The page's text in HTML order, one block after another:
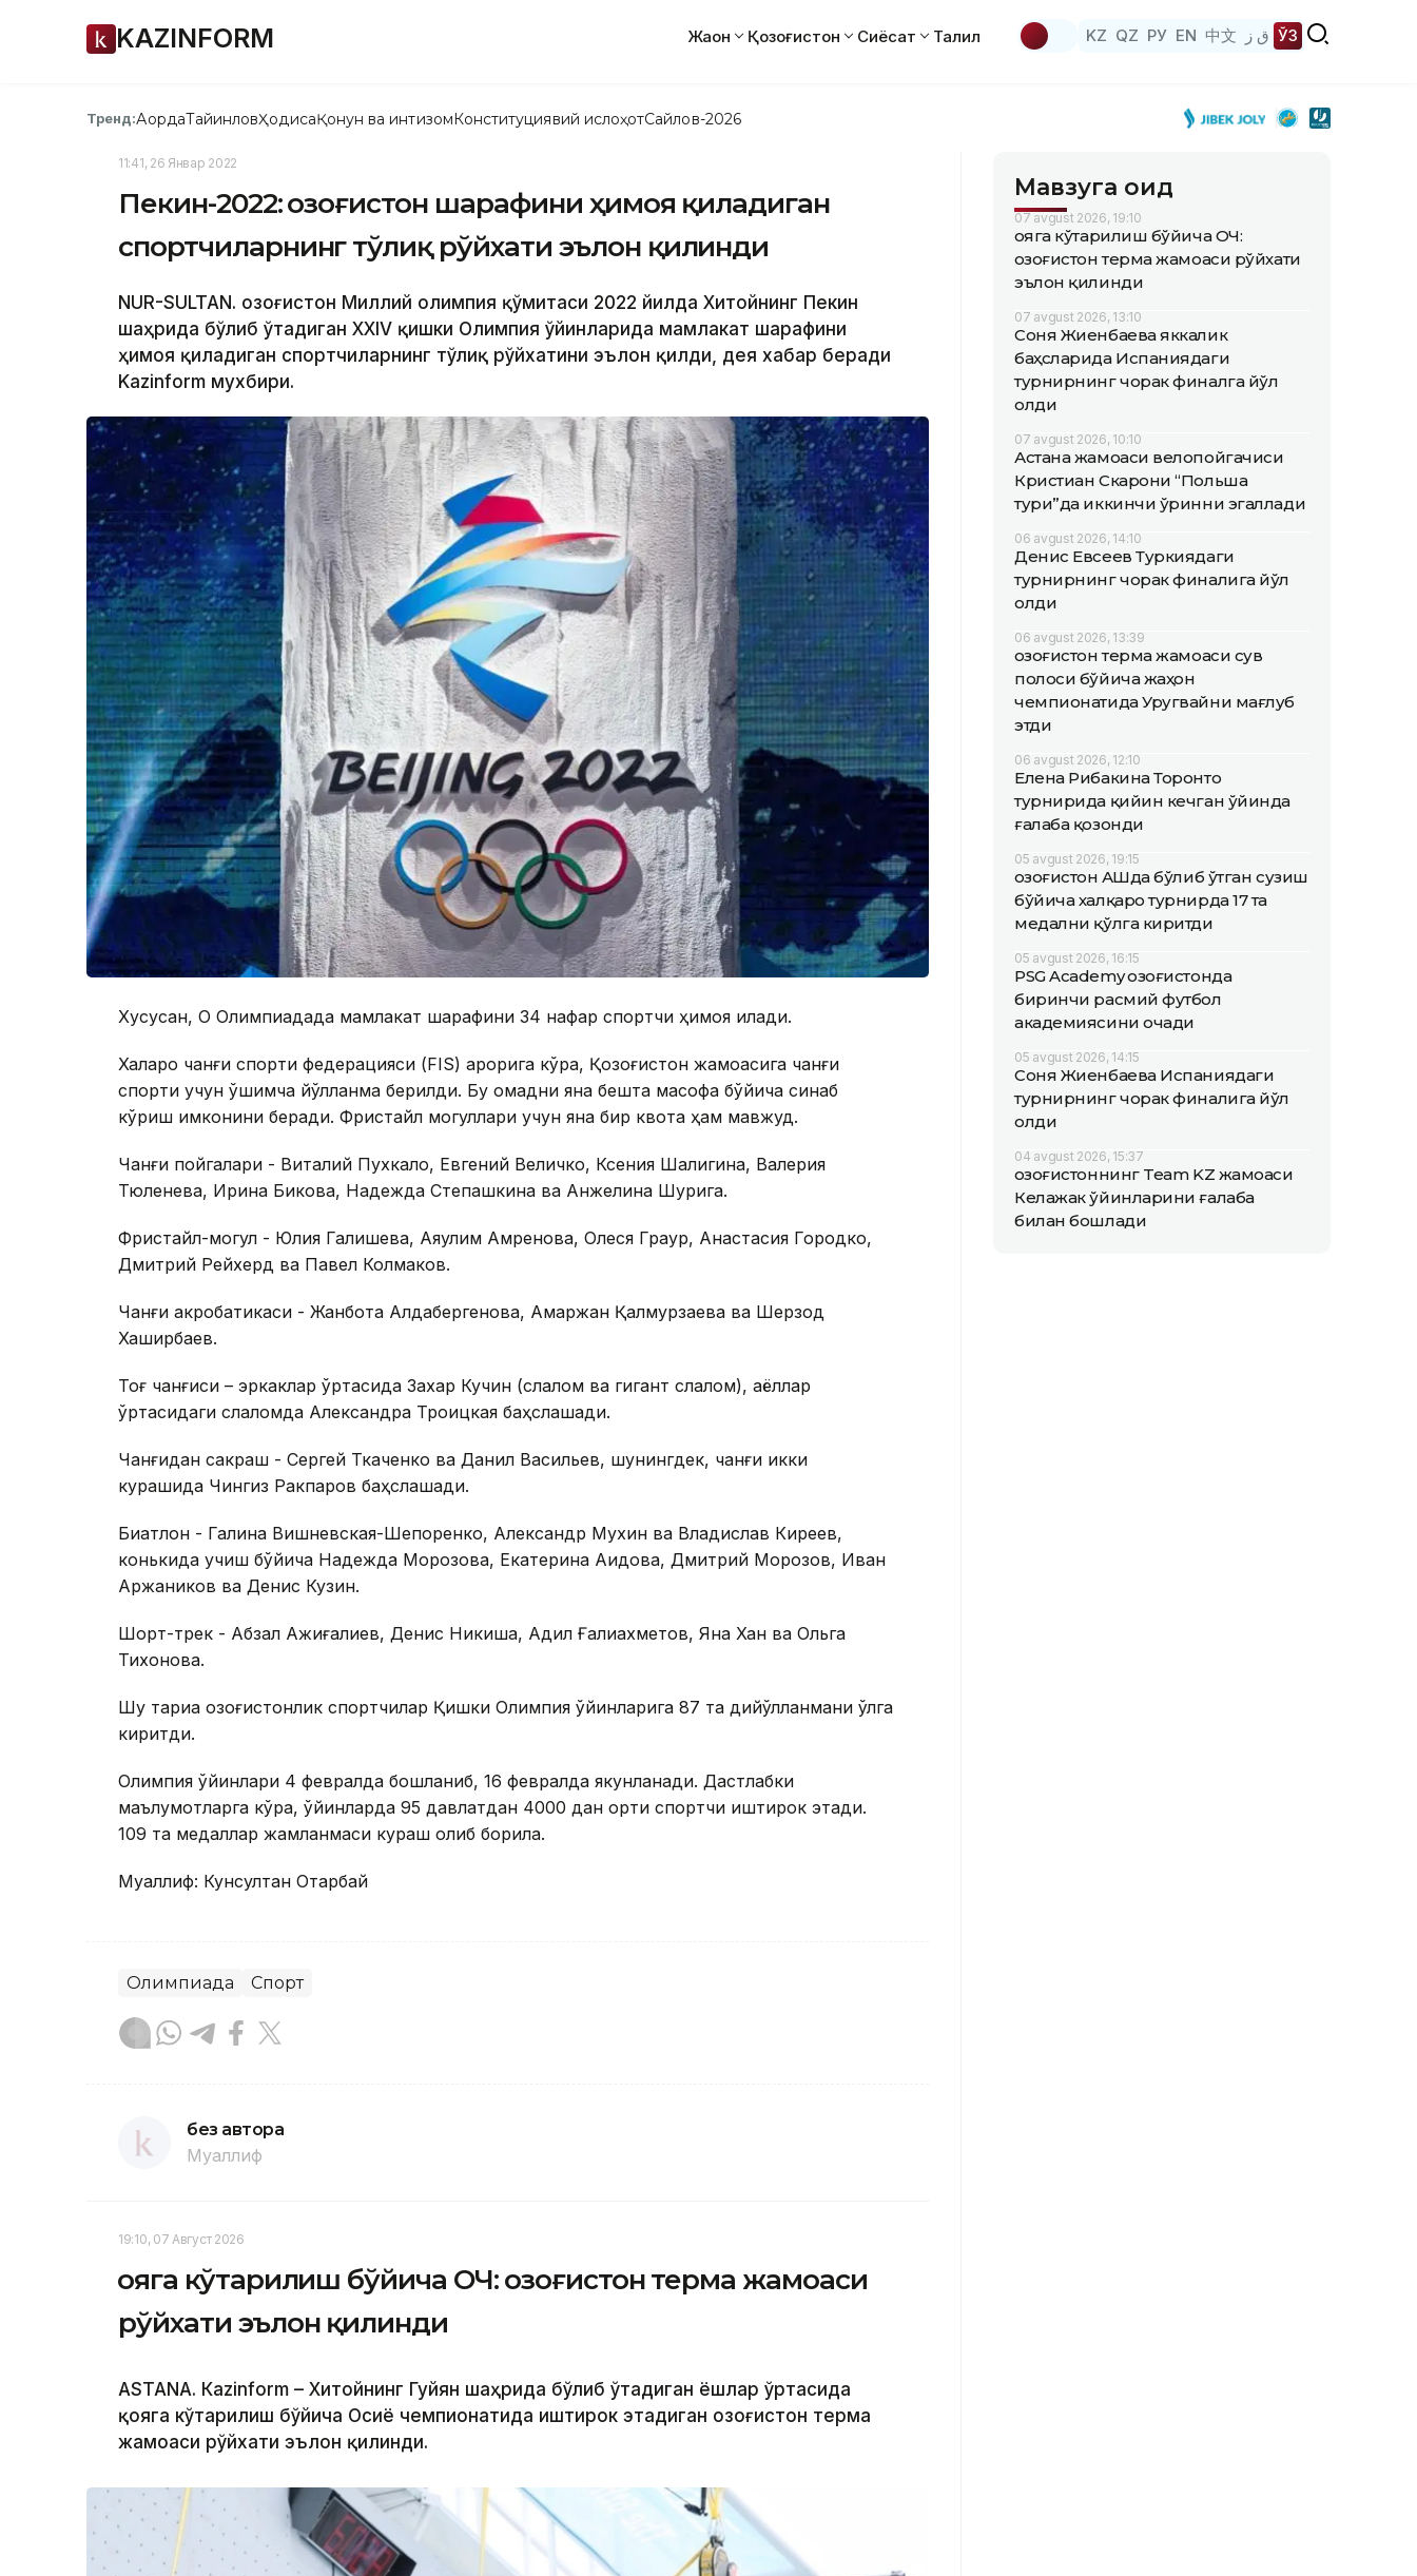
KAZINFORM Жаҳон Қозоғистон Сиёсат Таҳлил KZ QZ РУ EN 中文 ق ز ЎЗ
Тренд:АқордаТайинловҲодисаҚонун ва интизомКонституциявий ислоҳотСайлов-2026
11:41, 26 Январ 2022
Пекин-2022: Қозоғистон шарафини ҳимоя қиладиган
спортчиларнинг тўлиқ рўйхати эълон қилинди
NUR-SULTAN. Қозоғистон Миллий олимпия қўмитаси 2022 йилда Хитойнинг Пекин
шаҳрида бўлиб ўтадиган ХХIV қишки Олимпия ўйинларида мамлакат шарафини
ҳимоя қиладиган спортчиларнинг тўлиқ рўйхатини эълон қилди, дея хабар беради
Kazinform мухбири.
Хусусан, Оқ Олимпиадада мамлакат шарафини 34 нафар спортчи ҳимоя қилади.
Халқаро чанғи спорти федерацияси (FIS) қарорига кўра, Қозоғистон жамоасига чанғи
спорти учун қўшимча йўлланма берилди. Бу омадни яна бешта масофа бўйича синаб
кўриш имконини беради. Фристайл могуллари учун яна бир квота ҳам мавжуд.
Чанғи пойгалари - Виталий Пухкало, Евгений Величко, Ксения Шалигина, Валерия
Тюленева, Ирина Бикова, Надежда Степашкина ва Анжелина Шурига.
Фристайл-могул - Юлия Галишева, Аяулим Амренова, Олеся Граур, Анастасия Городко,
Дмитрий Рейхерд ва Павел Колмаков.
Чанғи акробатикаси - Жанбота Алдабергенова, Ақмаржан Қалмурзаева ва Шерзод
Хаширбаев.
Тоғ чанғиси – эркаклар ўртасида Захар Кучин (слалом ва гигант слалом), аёллар
ўртасидаги слаломда Александра Троицкая баҳслашади.
Чанғидан сакраш - Сергей Ткаченко ва Данил Васильев, шунингдек, чанғи икки
курашида Чингиз Ракпаров баҳслашади.
Биатлон - Галина Вишневская-Шепоренко, Александр Мухин ва Владислав Киреев,
конькида учиш бўйича Надежда Морозова, Екатерина Аидова, Дмитрий Морозов, Иван
Аржаников ва Денис Кузин.
Шорт-трек - Абзал Ажиғалиев, Денис Никиша, Адил Ғалиахметов, Яна Хан ва Ольга
Тихонова.
Шу тариқа қозоғистонлик спортчилар Қишки Олимпия ўйинларига 87 та дийўлланмани қўлга
киритди.
Олимпия ўйинлари 4 февралда бошланиб, 16 февралда якунланади. Дастлабки
маълумотларга кўра, ўйинларда 95 давлатдан 4000 дан ортиқ спортчи иштирок этади.
109 та медаллар жамланмаси кураш олиб борила.
Муаллиф: Кунсултан Отарбай
Олимпиада Спорт
без автора
Муаллиф
19:10, 07 Август 2026
Қояга кўтарилиш бўйича ОЧ: Қозоғистон терма жамоаси
рўйхати эълон қилинди
ASTANА. Кazinform – Хитойнинг Гуйян шаҳрида бўлиб ўтадиган ёшлар ўртасида
қояга кўтарилиш бўйича Осиё чемпионатида иштирок этадиган Қозоғистон терма
жамоаси рўйхати эълон қилинди.
Мавзуга оид
07 avgust 2026, 19:10
Қояга кўтарилиш бўйича ОЧ:
Қозоғистон терма жамоаси рўйхати
эълон қилинди
07 avgust 2026, 13:10
Соня Жиенбаева яккалик
баҳсларида Испаниядаги
турнирнинг чорак финалга йўл
олди
07 avgust 2026, 10:10
Астана жамоаси велопойгачиси
Кристиан Скарони “Польша
тури”да иккинчи ўринни эгаллади
06 avgust 2026, 14:10
Денис Евсеев Туркиядаги
турнирнинг чорак финалига йўл
олди
06 avgust 2026, 13:39
Қозоғистон терма жамоаси сув
полоси бўйича жаҳон
чемпионатида Уругвайни мағлуб
этди
06 avgust 2026, 12:10
Елена Рибакина Торонто
турнирида қийин кечган ўйинда
ғалаба қозонди
05 avgust 2026, 19:15
Қозоғистон АҚШда бўлиб ўтган сузиш
бўйича халқаро турнирда 17 та
медални қўлга киритди
05 avgust 2026, 16:15
PSG Academy Қозоғистонда
биринчи расмий футбол
академиясини очади
05 avgust 2026, 14:15
Соня Жиенбаева Испаниядаги
турнирнинг чорак финалига йўл
олди
04 avgust 2026, 15:37
Қозоғистоннинг Team KZ жамоаси
Келажак ўйинларини ғалаба
билан бошлади